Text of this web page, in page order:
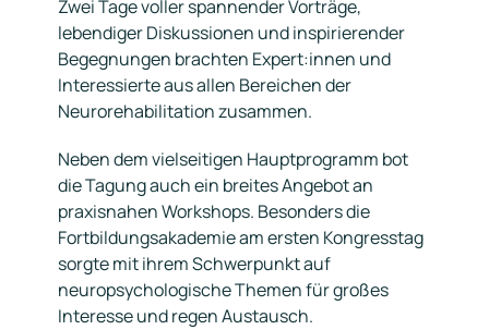
Zwei Tage voller spannender Vorträge,
lebendiger Diskussionen und inspirierender
Begegnungen brachten Expert:innen und
Interessierte aus allen Bereichen der
Neurorehabilitation zusammen.
Neben dem vielseitigen Hauptprogramm bot
die Tagung auch ein breites Angebot an
praxisnahen Workshops. Besonders die
Fortbildungsakademie am ersten Kongresstag
sorgte mit ihrem Schwerpunkt auf
neuropsychologische Themen für großes
Interesse und regen Austausch.